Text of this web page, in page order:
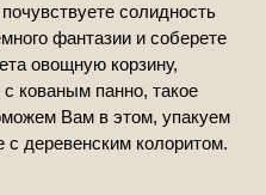
солидность
фантазии и соберете
овощную корзину,
кованым панно, такое
Вам в этом, упакуем
с деревенским колоритом.